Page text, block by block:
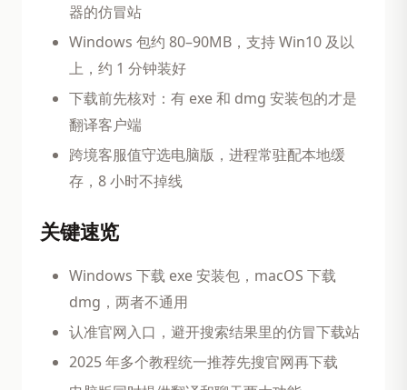
器的仿冒站
Windows 包约 80–90MB，支持 Win10 及以
上，约 1 分钟装好
下载前先核对：有 exe 和 dmg 安装包的才是
翻译客户端
跨境客服值守选电脑版，进程常驻配本地缓
存，8 小时不掉线
关键速览
Windows 下载 exe 安装包，macOS 下载
dmg，两者不通用
认准官网入口，避开搜索结果里的仿冒下载站
2025 年多个教程统一推荐先搜官网再下载